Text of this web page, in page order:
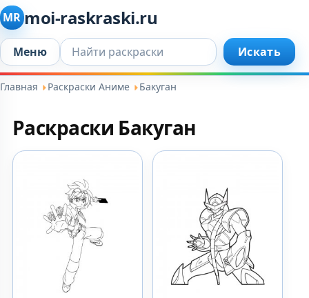
MR moi-raskraski.ru
Меню Искать... Искать
Главная Раскраски Аниме Бакуган
Раскраски Бакуган